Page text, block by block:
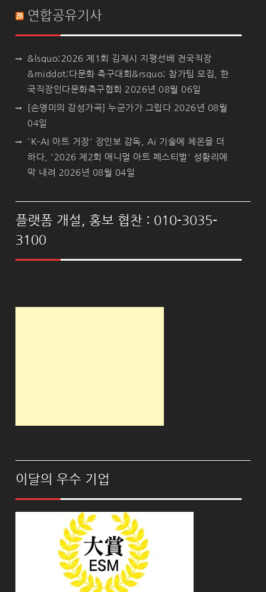
연합공유기사
&lsquo;2026 제1회 김제시 지평선배 전국직장
&middot;다문화 축구대회&rsquo; 참가팀 모집, 한
국직장인다문화축구협회 2026년 08월 06일
[손영미의 감성가곡] 누군가가 그립다 2026년 08월
04일
'K-AI 아트 거장' 장인보 감독, Ai 기술에 체온을 더
하다, '2026 제2회 애니멀 아트 페스티벌' 성황리에
막 내려 2026년 08월 04일
플랫폼 개설, 홍보 협찬 : 010-3035-
3100
이달의 우수 기업